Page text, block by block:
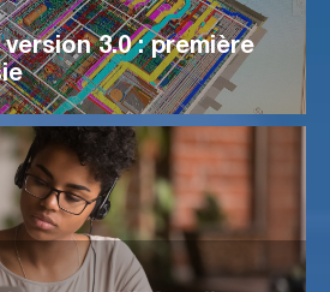
version 3.0 : première